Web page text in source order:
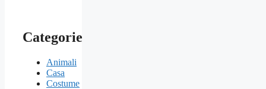
Categorie
Animali
Casa
Costume